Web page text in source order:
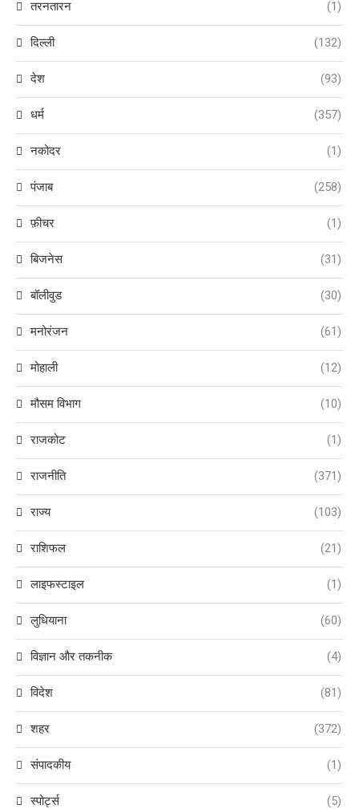
तरनतारन (1)
दिल्ली (132)
देश (93)
धर्म (357)
नकोदर (1)
पंजाब (258)
फ़ीचर (1)
बिजनेस (31)
बॉलीवुड (30)
मनोरंजन (61)
मोहाली (12)
मौसम विभाग (10)
राजकोट (1)
राजनीति (371)
राज्य (103)
राशिफल (21)
लाइफस्टाइल (1)
लुधियाना (60)
विज्ञान और तकनीक (4)
विदेश (81)
शहर (372)
संपादकीय (1)
स्पोर्ट्स (5)